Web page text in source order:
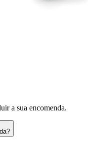
a sua encomenda.